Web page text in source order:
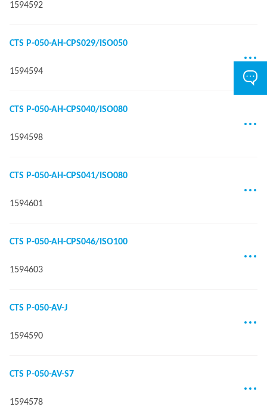
1594592
CTS P-050-AH-CPS029/ISO050
1594594
CTS P-050-AH-CPS040/ISO080
1594598
CTS P-050-AH-CPS041/ISO080
1594601
CTS P-050-AH-CPS046/ISO100
1594603
CTS P-050-AV-J
1594590
CTS P-050-AV-S7
1594578